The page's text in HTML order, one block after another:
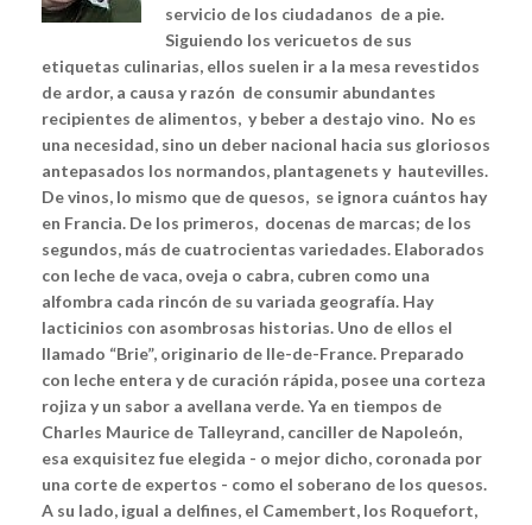
servicio de los ciudadanos de a pie.
Siguiendo los vericuetos de sus
etiquetas culinarias, ellos suelen ir a la mesa revestidos
de ardor, a causa y razón de consumir abundantes
recipientes de alimentos, y beber a destajo vino. No es
una necesidad, sino un deber nacional hacia sus gloriosos
antepasados los normandos, plantagenets y hautevilles.
De vinos, lo mismo que de quesos, se ignora cuántos hay
en Francia. De los primeros, docenas de marcas; de los
segundos, más de cuatrocientas variedades. Elaborados
con leche de vaca, oveja o cabra, cubren como una
alfombra cada rincón de su variada geografía. Hay
lacticinios con asombrosas historias. Uno de ellos el
llamado “Brie”, originario de Ile-de-France. Preparado
con leche entera y de curación rápida, posee una corteza
rojiza y un sabor a avellana verde.Ya en tiempos de
Charles Maurice de Talleyrand, canciller de Napoleón,
esa exquisitez fue elegida - o mejor dicho, coronada por
una corte de expertos - como el soberano de los quesos.
A su lado, igual a delfines, el Camembert, los Roquefort,